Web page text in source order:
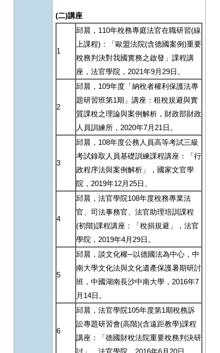
(二)講座
1
邱晨，110年稅務專庭法官在職研習(線
上課程)：「歐盟法院(含德國案例)重要
稅務判決對我國實務之啟發」課程講
座，法官學院，2021年9月29日。
2
邱晨，109年度「納稅者權利保護法專
題研習班第1期」講座：租稅規避與實
質課稅之理論與案例解析，財政部財政
人員訓練所，2020年7月21日。
3
邱晨，108年度公務人員高等考試三級
考試錄取人員基礎訓練課程講座：「行
政程序法與案例解析」，國家文官學
院，2019年12月25日。
4
邱晨，法官學院108年度稅務專業法
官、司法事務官、法官助理培訓課程
(初階)課程講座：「稅捐規避」，法官
學院，2019年4月29日。
5
邱晨，談文化權─以德國法為中心，中
南大學文化法與文化遺產保護暑期研討
班，中國湖南長沙中南大學，2016年7
月14日。
6
邱晨，法官學院105年度第1期稅務訴
訟專題研習會(高階)(含遠距教學)課程
講座：「德國財稅法院重要稅務判決研